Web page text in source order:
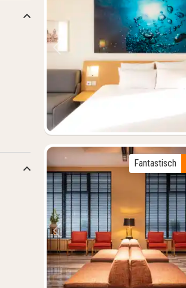
Vorige foto
Vorige foto
Fantastisch